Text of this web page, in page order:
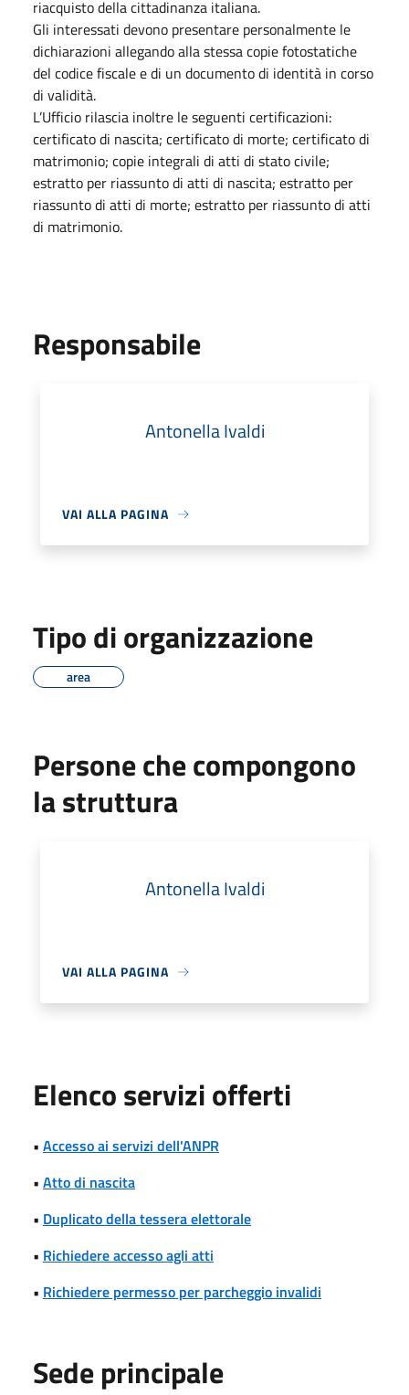
riacquisto della cittadinanza italiana.
Gli interessati devono presentare personalmente le
dichiarazioni allegando alla stessa copie fotostatiche
del codice fiscale e di un documento di identità in corso
di validità.
L’Ufficio rilascia inoltre le seguenti certificazioni:
certificato di nascita; certificato di morte; certificato di
matrimonio; copie integrali di atti di stato civile;
estratto per riassunto di atti di nascita; estratto per
riassunto di atti di morte; estratto per riassunto di atti
di matrimonio.
Responsabile
Antonella Ivaldi
VAI ALLA PAGINA
Tipo di organizzazione
area
Persone che compongono
la struttura
Antonella Ivaldi
VAI ALLA PAGINA
Elenco servizi offerti
• Accesso ai servizi dell'ANPR
• Atto di nascita
• Duplicato della tessera elettorale
• Richiedere accesso agli atti
• Richiedere permesso per parcheggio invalidi
Sede principale